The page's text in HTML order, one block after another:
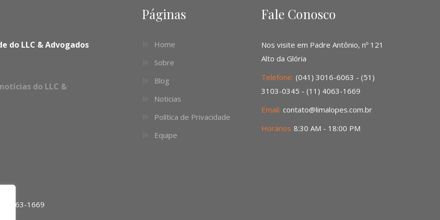
do LLC & Advogados
do LLC &
4063-1669
Páginas
Home
Sobre
Blog
Noticias
Política de Privacidade
Equipe
Fale Conosco
Nos visite em Padre Antônio, nº 121
Alto da Glória
Telefone: (041) 3016-6063 - (51)
3103-0345 - (11) 4063-1669
Email: contato@limalopes.com.br
Horários 8:30 AM - 18:00 PM